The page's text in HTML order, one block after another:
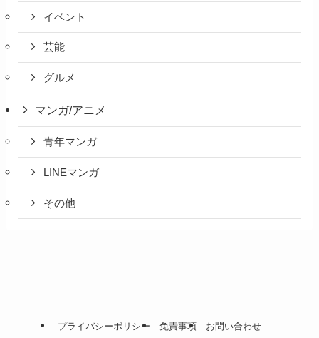
イベント
芸能
グルメ
マンガ/アニメ
青年マンガ
LINEマンガ
その他
プライバシーポリシー 免責事項 お問い合わせ